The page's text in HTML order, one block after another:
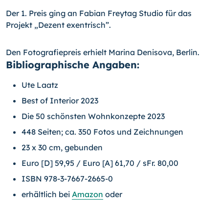
Der 1. Preis ging an Fabian Freytag Studio für das
Projekt „Dezent exentrisch”.
Den Fotografiepreis erhielt Marina Denisova, Berlin.
Bibliographische Angaben:
Ute Laatz
Best of Interior 2023
Die 50 schönsten Wohnkonzepte 2023
448 Seiten; ca. 350 Fotos und Zeichnungen
23 x 30 cm, gebunden
Euro [D] 59,95 / Euro [A] 61,70 / sFr. 80,00
ISBN 978-3-7667-2665-0
erhältlich bei Amazon oder